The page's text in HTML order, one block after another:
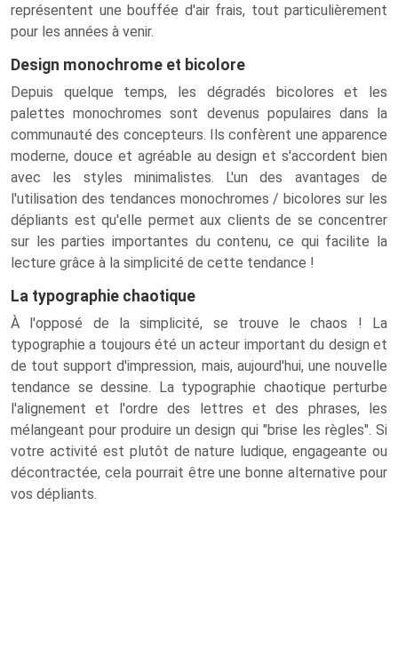
représentent une bouffée d'air frais, tout particulièrement
pour les années à venir.
Design monochrome et bicolore
Depuis quelque temps, les dégradés bicolores et les
palettes monochromes sont devenus populaires dans la
communauté des concepteurs. Ils confèrent une apparence
moderne, douce et agréable au design et s'accordent bien
avec les styles minimalistes. L'un des avantages de
l'utilisation des tendances monochromes / bicolores sur les
dépliants est qu'elle permet aux clients de se concentrer
sur les parties importantes du contenu, ce qui facilite la
lecture grâce à la simplicité de cette tendance !
La typographie chaotique
À l'opposé de la simplicité, se trouve le chaos ! La
typographie a toujours été un acteur important du design et
de tout support d'impression, mais, aujourd'hui, une nouvelle
tendance se dessine. La typographie chaotique perturbe
l'alignement et l'ordre des lettres et des phrases, les
mélangeant pour produire un design qui "brise les règles". Si
votre activité est plutôt de nature ludique, engageante ou
décontractée, cela pourrait être une bonne alternative pour
vos dépliants.